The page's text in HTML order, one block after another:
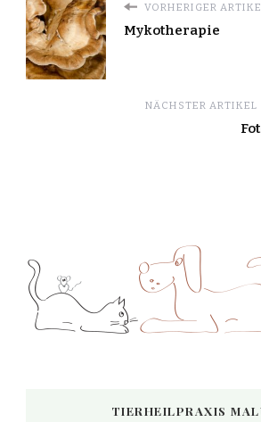
VORHERIGER
Mykotherapie
NÄCHSTER ARTIKEL
TIERHEILPRAXIS